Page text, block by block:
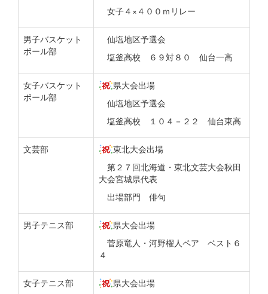
女子４×４００ｍリレー
男子バスケット
ボール部
仙塩地区予選会
塩釜高校 ６９対８０ 仙台一高
女子バスケット
ボール部
県大会出場
仙塩地区予選会
塩釜高校 １０４－２２ 仙台東高
文芸部
東北大会出場
第２７回北海道・東北文芸大会秋田
大会宮城県代表
出場部門 俳句
男子テニス部
県大会出場
菅原竜人・河野櫂人ペア ベスト６
４
女子テニス部
県大会出場